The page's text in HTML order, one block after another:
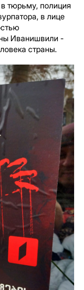
тюрьму, полиция
в лице
Иванишвили -
страны.